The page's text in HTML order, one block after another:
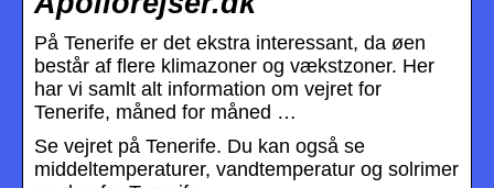
På Tenerife er det ekstra interessant, da øen
består af flere klimazoner og vækstzoner. Her
har vi samlt alt information om vejret for
Tenerife, måned for måned …
Se vejret på Tenerife. Du kan også se
middeltemperaturer, vandtemperatur og solrimer